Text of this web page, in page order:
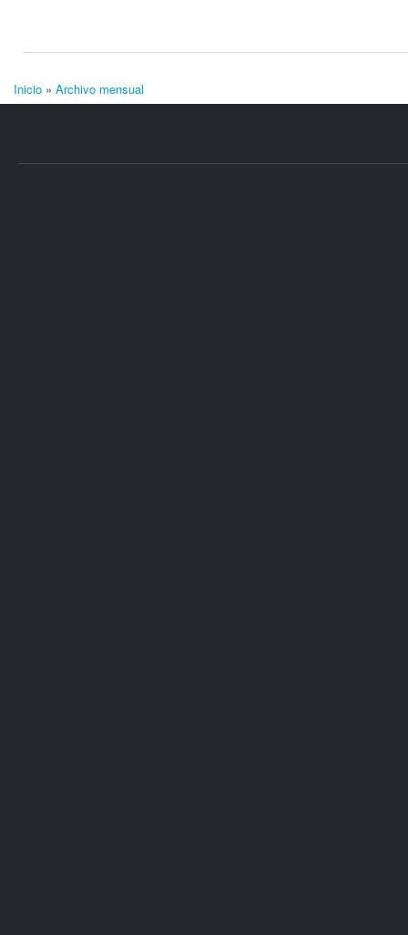
Se encuentra usted aquí
Inicio » Archivo mensual